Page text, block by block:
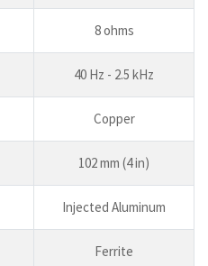
8 ohms
40 Hz - 2.5 kHz
Copper
102 mm (4 in)
Injected Aluminum
Ferrite